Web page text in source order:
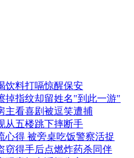
打老人 痛下狠手拳打脚踢
全 医生回应
饮料打嗝惊醒保安
掉指纹却留姓名"到此一游"
主看喜剧被逗笑遭捕
从五楼跳下摔断手
心得 被旁桌吃饭警察活捉
窃得手后点燃炸药杀同伴